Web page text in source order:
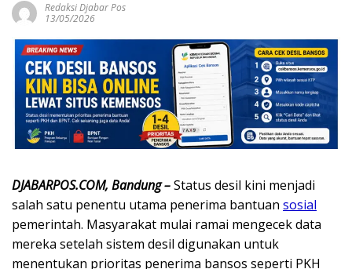
Redaksi Djabar Pos
13/05/2026
DJABARPOS.COM, Bandung –Status desil kini menjadi
salah satu penentu utama penerima bantuan sosial
pemerintah. Masyarakat mulai ramai mengecek data
mereka setelah sistem desil digunakan untuk
menentukan prioritas penerima bansos seperti PKH